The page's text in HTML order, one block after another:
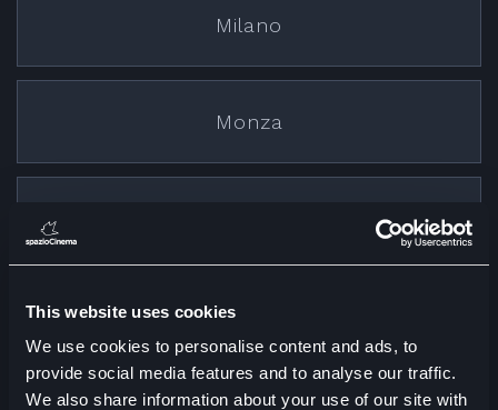
This website uses cookies
We use cookies to personalise content and ads, to
provide social media features and to analyse our traffic.
We also share information about your use of our site with
Milano
Monza
Treviglio